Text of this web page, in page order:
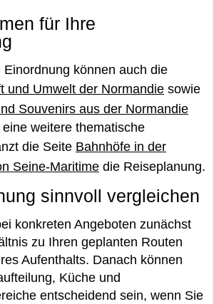
für Ihre
können auch die
und Umwelt der Normandie sowie
Souvenirs aus der Normandie
weitere thematische
die Seite Bahnhöfe in der
Seine-Maritime die Reiseplanung.
sinnvoll vergleichen
konkreten Angeboten zunächst
zu Ihren geplanten Routen
Aufenthalts. Danach können
Küche und
entscheidend sein, wenn Sie